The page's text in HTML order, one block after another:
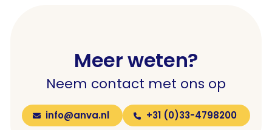
Meer weten?
Neem contact met ons op
info@anva.nl +31 (0)33-4798200